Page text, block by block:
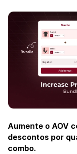
Aumente o AOV
descontos por
combo.